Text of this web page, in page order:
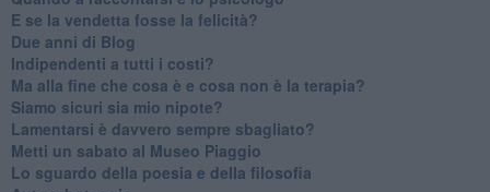
​E se la vendetta fosse la felicità?
​Due anni di Blog
​Indipendenti a tutti i costi?
​Ma alla fine che cosa è e cosa non è la terapia?
​Siamo sicuri sia mio nipote?
​Lamentarsi è davvero sempre sbagliato?
​Metti un sabato al Museo Piaggio
​Lo sguardo della poesia e della filosofia